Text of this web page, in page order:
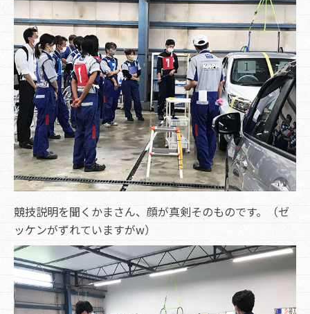
競技説明を聞くかまさん、顔が真剣そのものです。（ゼ
ッケンがずれていますがw）